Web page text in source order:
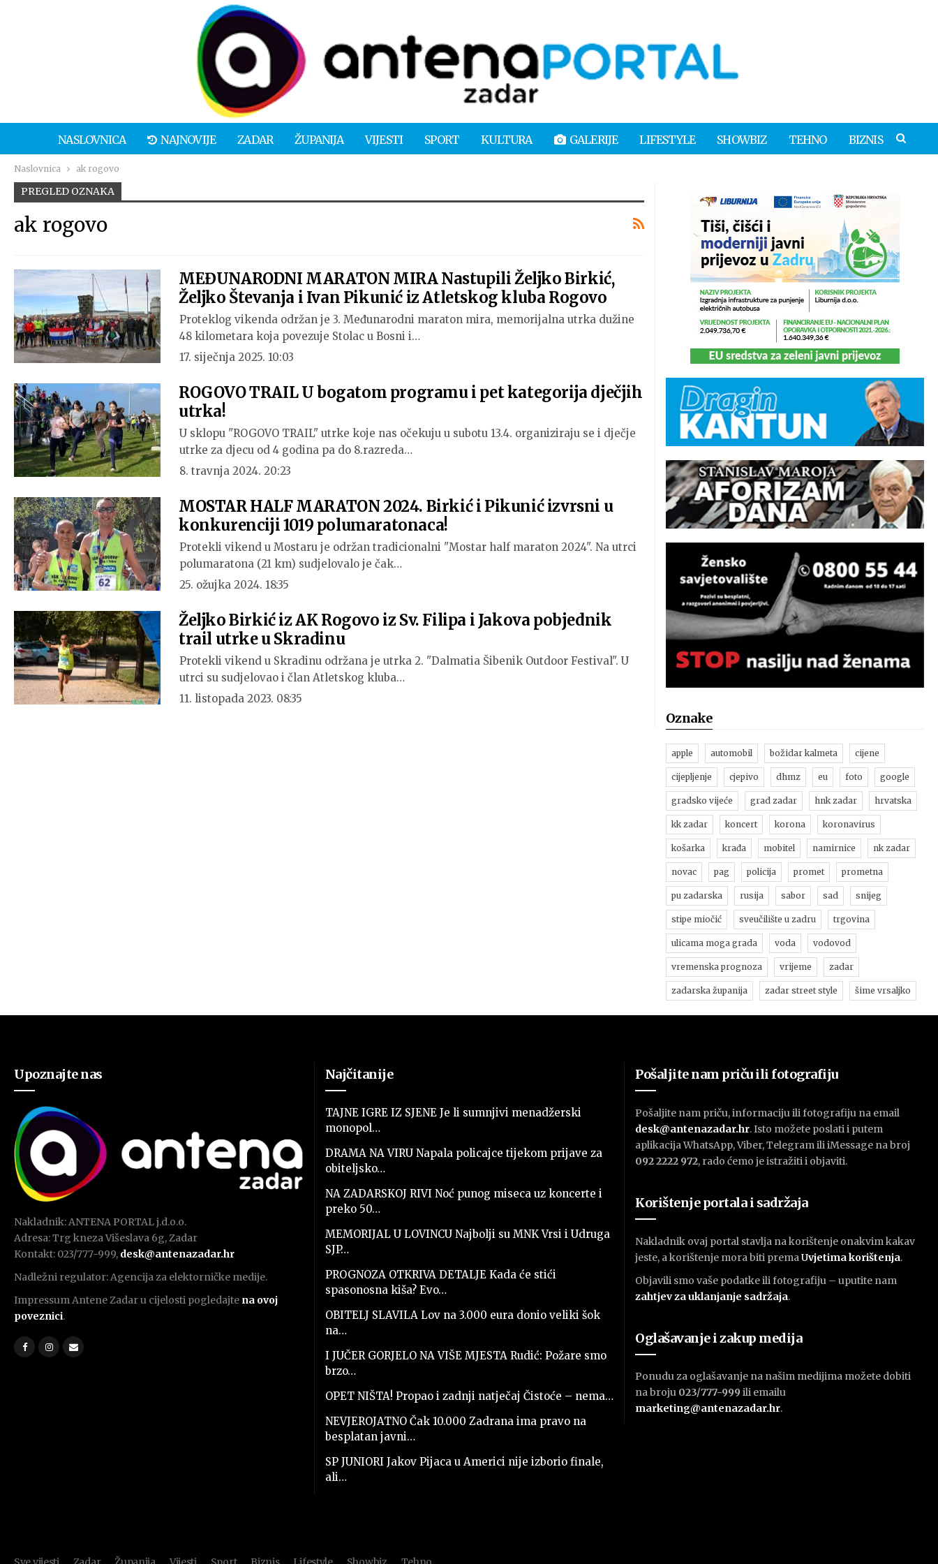
NASLOVNICA NAJNOVIJE ZADAR ŽUPANIJA VIJESTI SPORT KULTURA GALERIJE LIFESTYLE SHOWBIZ TEHNO BIZNIS
Naslovnica ak rogovo
PREGLED OZNAKA
ak rogovo
MEĐUNARODNI MARATON MIRA Nastupili Željko Birkić,
Željko Števanja i Ivan Pikunić iz Atletskog kluba Rogovo
Proteklog vikenda održan je 3. Međunarodni maraton mira, memorijalna utrka dužine
48 kilometara koja povezuje Stolac u Bosni i…
17. siječnja 2025. 10:03
ROGOVO TRAIL U bogatom programu i pet kategorija dječjih
utrka!
U sklopu "ROGOVO TRAIL" utrke koje nas očekuju u subotu 13.4. organiziraju se i dječje
utrke za djecu od 4 godina pa do 8.razreda…
8. travnja 2024. 20:23
MOSTAR HALF MARATON 2024. Birkić i Pikunić izvrsni u
konkurenciji 1019 polumaratonaca!
Protekli vikend u Mostaru je održan tradicionalni "Mostar half maraton 2024". Na utrci
polumaratona (21 km) sudjelovalo je čak…
25. ožujka 2024. 18:35
Željko Birkić iz AK Rogovo iz Sv. Filipa i Jakova pobjednik
trail utrke u Skradinu
Protekli vikend u Skradinu održana je utrka 2. "Dalmatia Šibenik Outdoor Festival". U
utrci su sudjelovao i član Atletskog kluba…
11. listopada 2023. 08:35
Oznake
apple automobil božidar kalmeta cijene
cijepljenje cjepivo dhmz eu foto google
gradsko vijeće grad zadar hnk zadar hrvatska
kk zadar koncert korona koronavirus
košarka krađa mobitel namirnice nk zadar
novac pag policija promet prometna
pu zadarska rusija sabor sad snijeg
stipe miočić sveučilište u zadru trgovina
ulicama moga grada voda vodovod
vremenska prognoza vrijeme zadar
zadarska županija zadar street style šime vrsaljko
Upoznajte nas
Nakladnik: ANTENA PORTAL j.d.o.o.
Adresa: Trg kneza Višeslava 6g, Zadar
Kontakt: 023/777-999, desk@antenazadar.hr
Nadležni regulator: Agencija za elektorničke medije.
Impressum Antene Zadar u cijelosti pogledajte na ovoj
poveznici.
Najčitanije
TAJNE IGRE IZ SJENE Je li sumnjivi menadžerski
monopol…
DRAMA NA VIRU Napala policajce tijekom prijave za
obiteljsko…
NA ZADARSKOJ RIVI Noć punog miseca uz koncerte i
preko 50…
MEMORIJAL U LOVINCU Najbolji su MNK Vrsi i Udruga
SJP…
PROGNOZA OTKRIVA DETALJE Kada će stići
spasonosna kiša? Evo…
OBITELJ SLAVILA Lov na 3.000 eura donio veliki šok
na…
I JUČER GORJELO NA VIŠE MJESTA Rudić: Požare smo
brzo…
OPET NIŠTA! Propao i zadnji natječaj Čistoće – nema…
NEVJEROJATNO Čak 10.000 Zadrana ima pravo na
besplatan javni…
SP JUNIORI Jakov Pijaca u Americi nije izborio finale,
ali…
Pošaljite nam priču ili fotografiju
Pošaljite nam priču, informaciju ili fotografiju na email
desk@antenazadar.hr. Isto možete poslati i putem
aplikacija WhatsApp, Viber, Telegram ili iMessage na broj
092 2222 972, rado ćemo je istražiti i objaviti.
Korištenje portala i sadržaja
Nakladnik ovaj portal stavlja na korištenje onakvim kakav
jeste, a korištenje mora biti premaUvjetima korištenja.
Objavili smo vaše podatke ili fotografiju – uputite nam
zahtjev za uklanjanje sadržaja.
Oglašavanje i zakup medija
Ponudu za oglašavanje na našim medijima možete dobiti
na broju 023/777-999 ili emailu
marketing@antenazadar.hr.